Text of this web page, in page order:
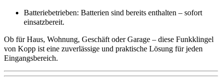
Batteriebetrieben: Batterien sind bereits enthalten – sofort
einsatzbereit.
Ob fürHaus, Wohnung, Geschäft oder Garage – diese Funkklingel
von Kopp ist eine zuverlässige und praktische Lösung für jeden
Eingangsbereich.